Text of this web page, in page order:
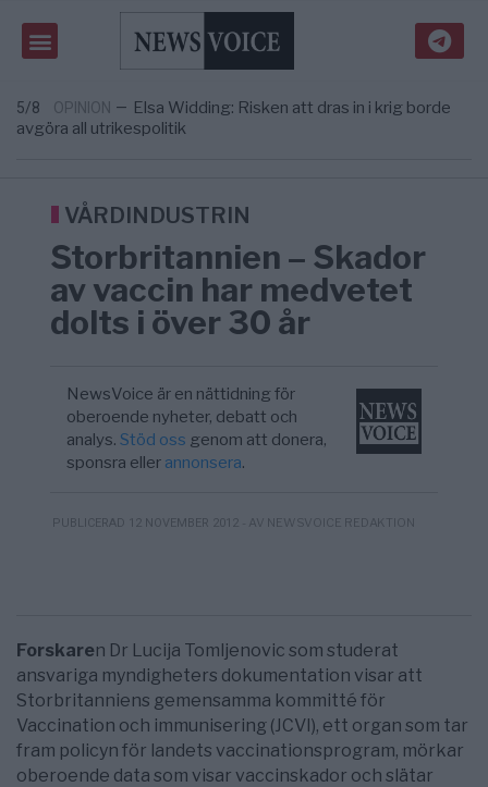
3/8 AFRIKA
Massiv anstormning till Ceuta – Misstankar
om amerikansk påverkan
UNITED STATES
Tucker Carlson: ”It’s Time to Save
5/8 OPINION — Elsa Widding: Risken att dras in i krig borde
avgöra all utrikespolitik
geografiskt apartheidsystem
om amerikansk påverkan
UNITED STATES — Tucker Carlson: ”It’s Time to Save
America” – Finally
VÅRDINDUSTRIN
Storbritannien – Skador
av vaccin har medvetet
dolts i över 30 år
NewsVoice är en nättidning för
oberoende nyheter, debatt och
analys.Stöd oss genom att donera,
sponsra eller annonsera.
PUBLICERAD 12 NOVEMBER 2012 - AV NEWSVOICE REDAKTION
Forskaren Dr Lucija Tomljenovic som studerat
ansvariga myndigheters dokumentation visar att
Storbritanniens gemensamma kommitté för
Vaccination och immunisering (JCVI), ett organ som tar
fram policyn för landets vaccinationsprogram, mörkar
oberoende data som visar vaccinskador och slätar